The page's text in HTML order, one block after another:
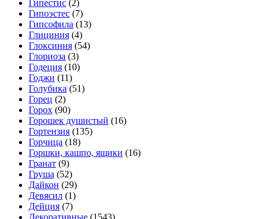
Гипестис (2)
Гипоэстес (7)
Гипсофила (13)
Глициния (4)
Глоксиния (54)
Глориоза (3)
Годеция (10)
Годжи (11)
Голубика (51)
Горец (2)
Горох (90)
Горошек душистый (16)
Гортензия (135)
Горчица (18)
Горшки, кашпо, ящики (16)
Гранат (9)
Груша (52)
Дайкон (29)
Девясил (1)
Дейция (7)